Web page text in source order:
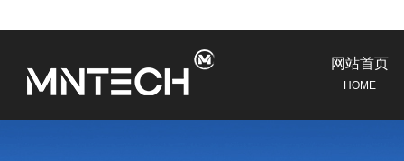
网站首页
HOME